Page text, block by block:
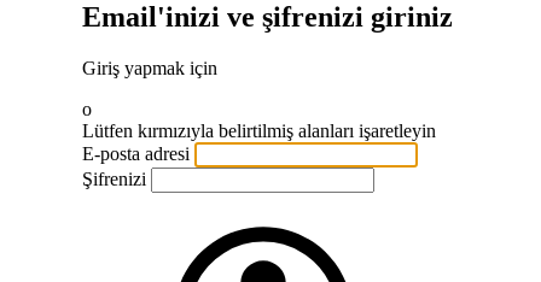
Email'inizi ve şifrenizi giriniz
Giriş yapmak için
o
Lütfen kırmızıyla belirtilmiş alanları işaretleyin
E-posta adresi
Şifrenizi